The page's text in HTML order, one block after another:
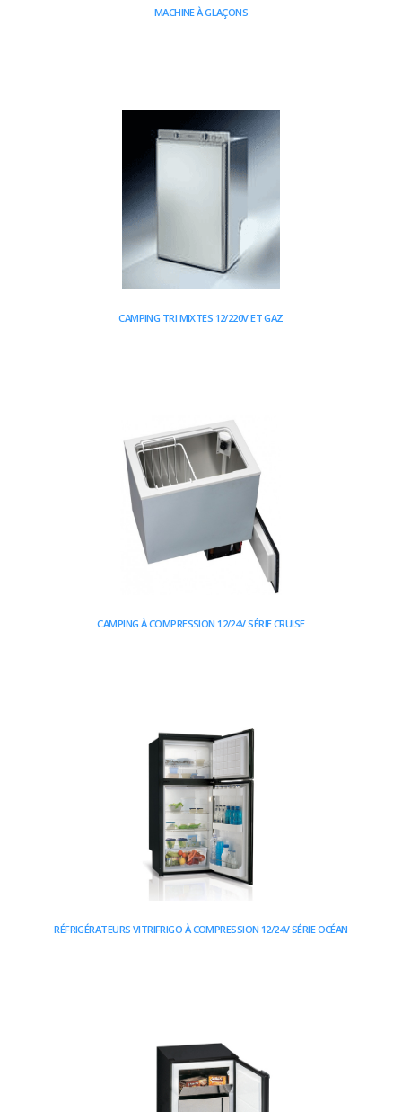
MACHINE À GLAÇONS
CAMPING TRI MIXTES 12/220V ET GAZ
CAMPING À COMPRESSION 12/24V SÉRIE CRUISE
RÉFRIGÉRATEURS VITRIFRIGO À COMPRESSION 12/24V SÉRIE OCÉAN